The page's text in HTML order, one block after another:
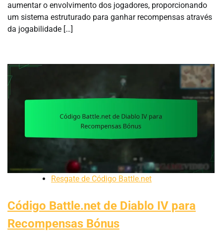
aumentar o envolvimento dos jogadores, proporcionando
um sistema estruturado para ganhar recompensas através
da jogabilidade […]
Resgate de Código Battle.net
Código Battle.net de Diablo IV para
Recompensas Bónus